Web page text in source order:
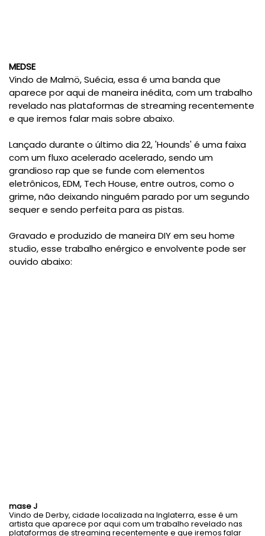
MEDSE
Vindo de Malmö, Suécia, essa é uma banda que
aparece por aqui de maneira inédita, com um trabalho
revelado nas plataformas de streaming recentemente
e que iremos falar mais sobre abaixo.
Lançado durante o último dia 22, 'Hounds' é uma faixa
com um fluxo acelerado acelerado, sendo um
grandioso rap que se funde com elementos
eletrônicos, EDM, Tech House, entre outros, como o
grime, não deixando ninguém parado por um segundo
sequer e sendo perfeita para as pistas.
Gravado e produzido de maneira DIY em seu home
studio, esse trabalho enérgico e envolvente pode ser
ouvido abaixo:
mase J
Vindo de Derby, cidade localizada na Inglaterra, esse é um
artista que aparece por aqui com um trabalho revelado nas
plataformas de streaming recentemente e que iremos falar